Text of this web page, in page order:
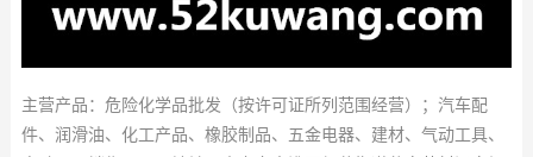
主营产品：危险化学品批发（按许可证所列范围经营）；汽车配
件、润滑油、化工产品、橡胶制品、五金电器、建材、气动工具、